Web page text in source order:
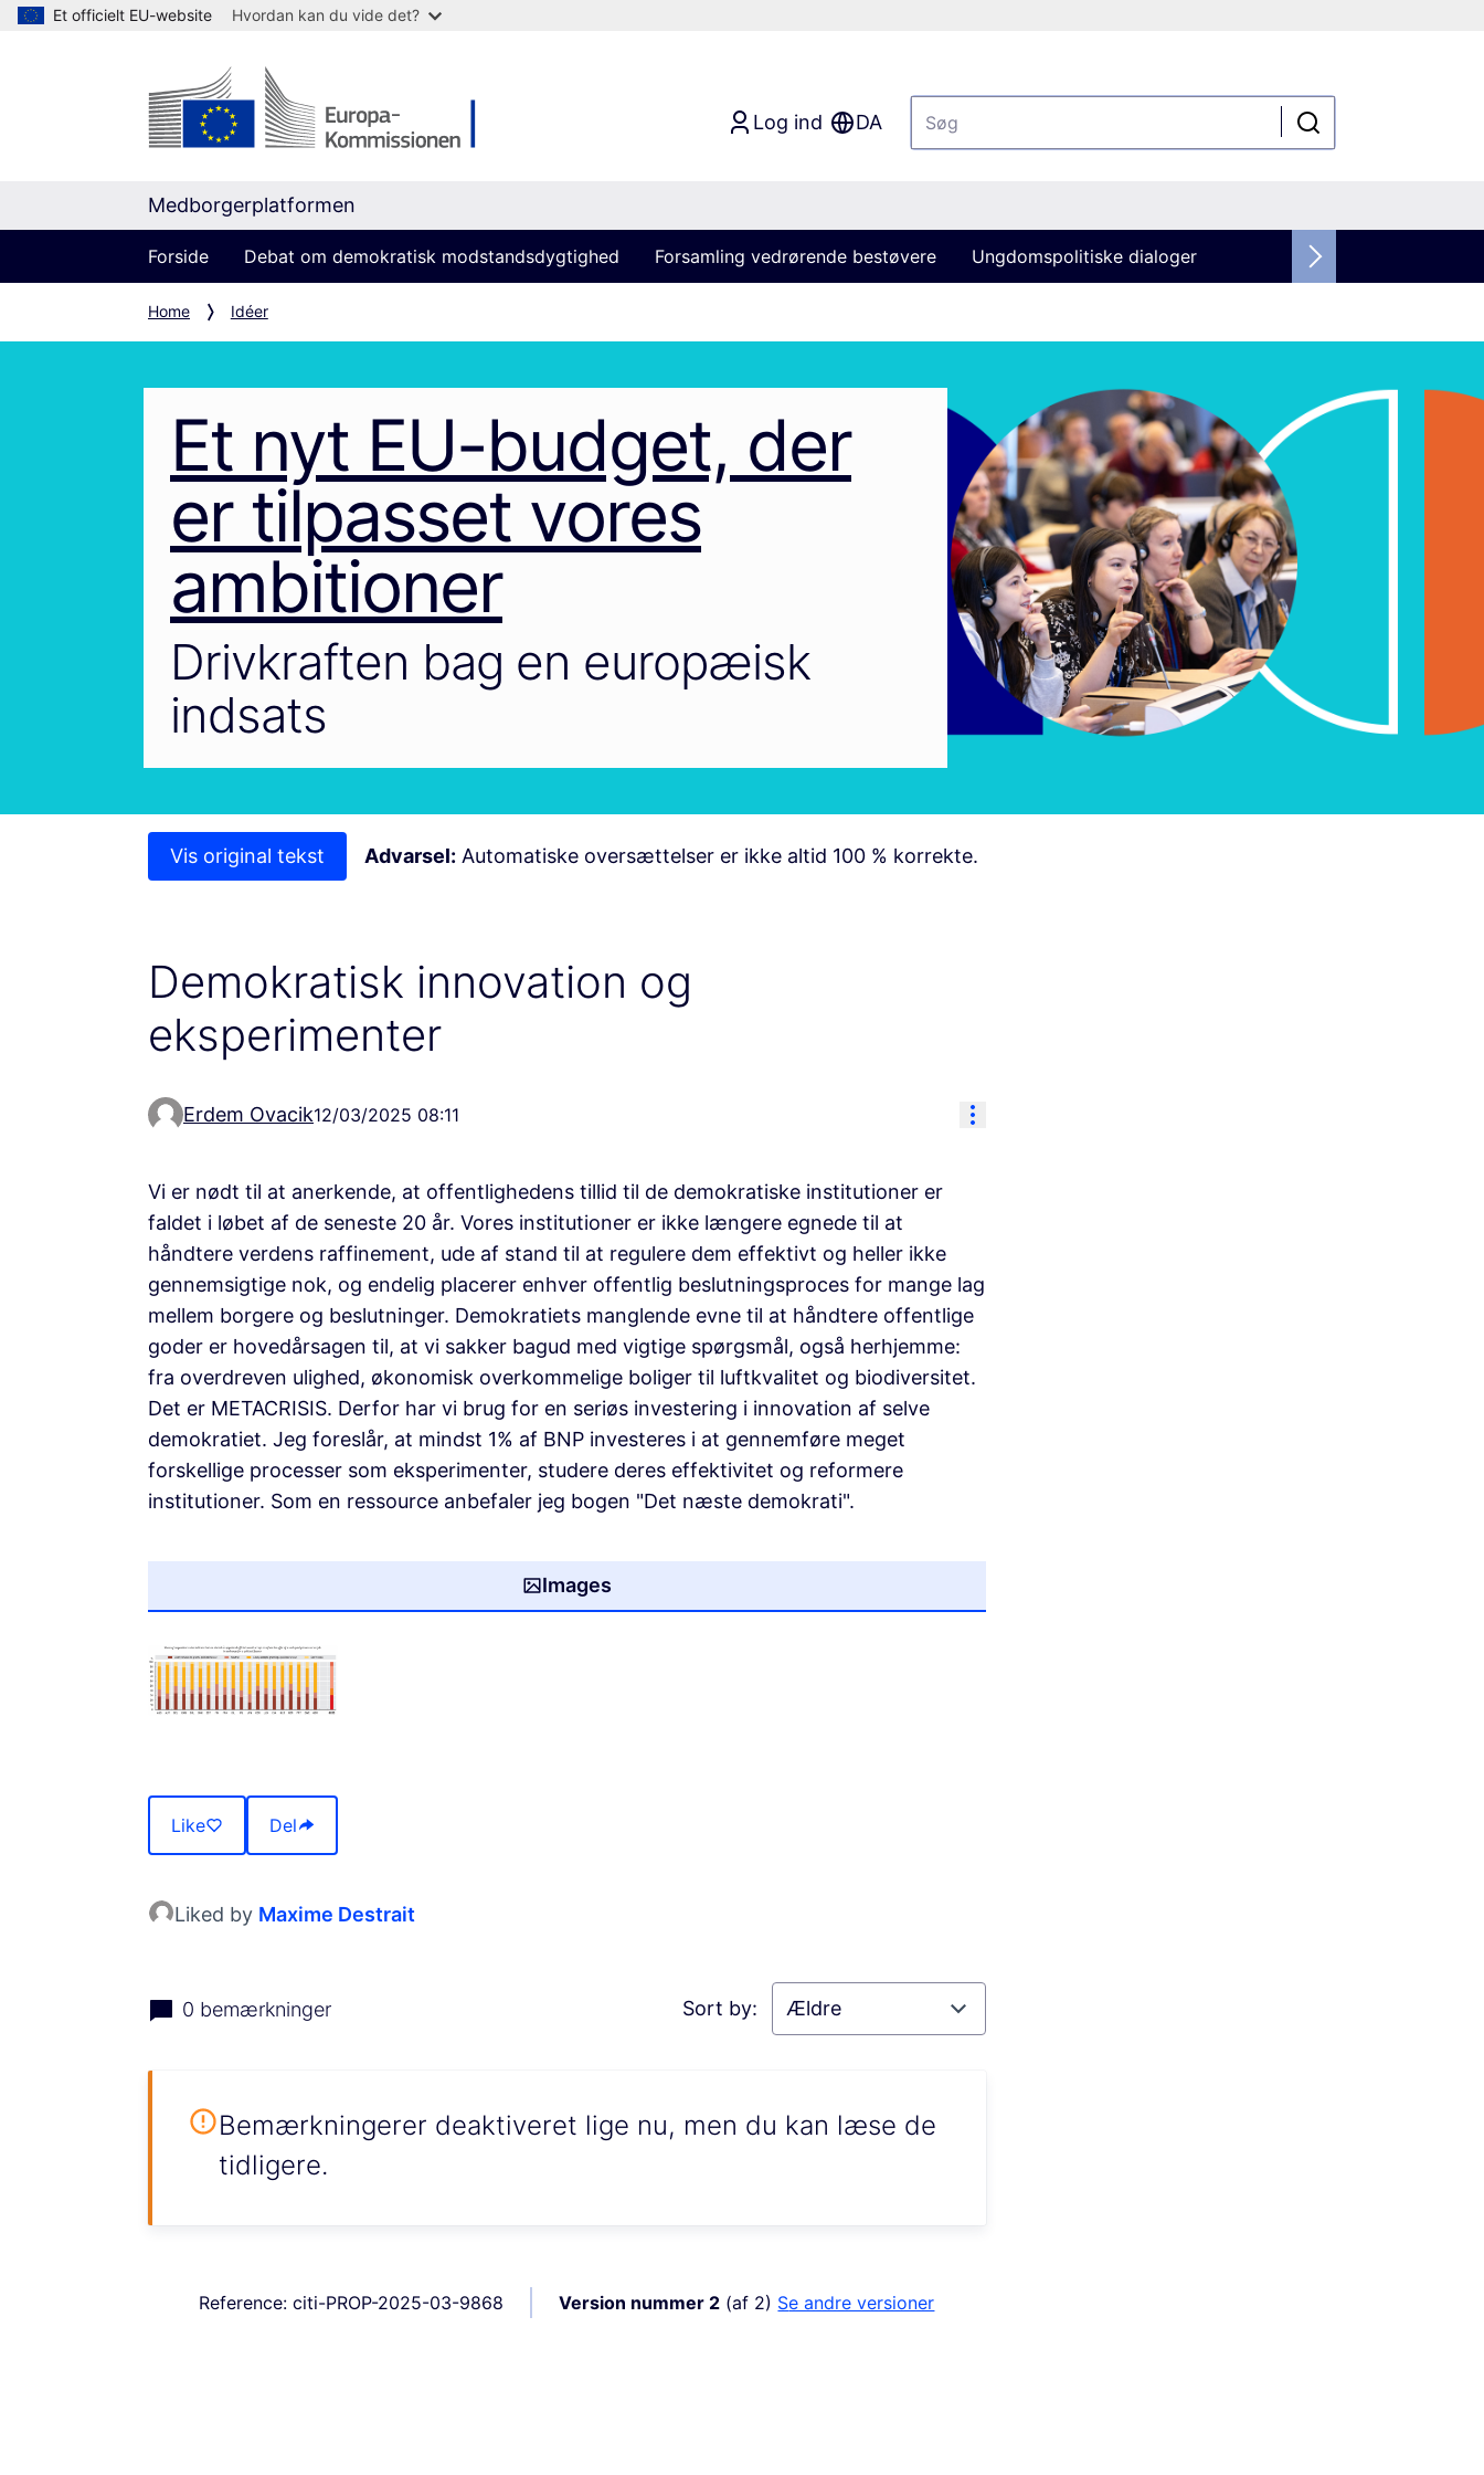
Et officielt EU-website Hvordan kan du vide det?
Log ind DA
Medborgerplatformen
Forside Debat om demokratisk modstandsdygtighed Forsamling vedrørende bestøvere Ungdomspolitiske dialoger
Home Idéer
Et nyt EU-budget, der
er tilpasset vores
ambitioner
Drivkraften bag en europæisk
indsats
Vis original tekst Advarsel: Automatiske oversættelser er ikke altid 100 % korrekte.
Demokratisk innovation og
eksperimenter
Erdem Ovacik12/03/2025 08:11 Resource controls
Vi er nødt til at anerkende, at offentlighedens tillid til de demokratiske institutioner er
faldet i løbet af de seneste 20 år. Vores institutioner er ikke længere egnede til at
håndtere verdens raffinement, ude af stand til at regulere dem effektivt og heller ikke
gennemsigtige nok, og endelig placerer enhver offentlig beslutningsproces for mange lag
mellem borgere og beslutninger. Demokratiets manglende evne til at håndtere offentlige
goder er hovedårsagen til, at vi sakker bagud med vigtige spørgsmål, også herhjemme:
fra overdreven ulighed, økonomisk overkommelige boliger til luftkvalitet og biodiversitet.
Det er METACRISIS. Derfor har vi brug for en seriøs investering i innovation af selve
demokratiet. Jeg foreslår, at mindst 1% af BNP investeres i at gennemføre meget
forskellige processer som eksperimenter, studere deres effektivitet og reformere
institutioner. Som en ressource anbefaler jeg bogen "Det næste demokrati".
Images
Like Del
Liked by Maxime Destrait
0 bemærkninger Sort by:
Bemærkningerer deaktiveret lige nu, men du kan læse de
tidligere.
Reference: citi-PROP-2025-03-9868 Version nummer 2 (af 2) se andre versioner